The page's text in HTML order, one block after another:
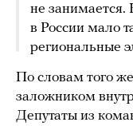
не
в России мало
региональные
По словам того
заложником
Депутаты из